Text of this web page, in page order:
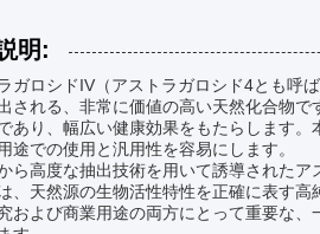
明:
ガロシドIV（アストラガロシド4とも呼
される、非常に価値の高い天然化合物
あり、幅広い健康効果をもたらします。
途での使用と汎用性を容易にします。
ら高度な抽出技術を用いて誘導された
、天然源の生物活性特性を正確に表す
および商業用途の両方にとって重要な